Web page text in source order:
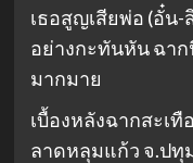
เธอสูญเสียพ่อ (อั๋น-
อย่างกะทันหัน ฉา
มากมาย
เบื้องหลังฉากสะเ
ลาดหลุมแก้ว จ.ปทุ